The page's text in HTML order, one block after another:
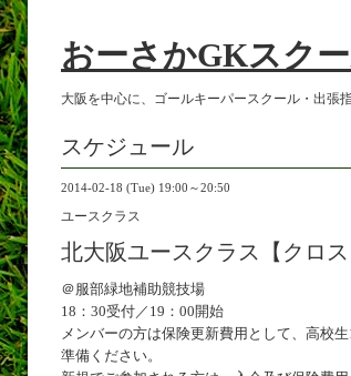
おーさかGKスク
大阪を中心に、ゴールキーパースクール・出張
スケジュール
2014-02-18 (Tue) 19:00～20:50
ユースクラス
北大阪ユースクラス【クロス
＠服部緑地補助競技場
18：30受付／19：00開始
メンバーの方は保険更新費用として、高校
準備ください。